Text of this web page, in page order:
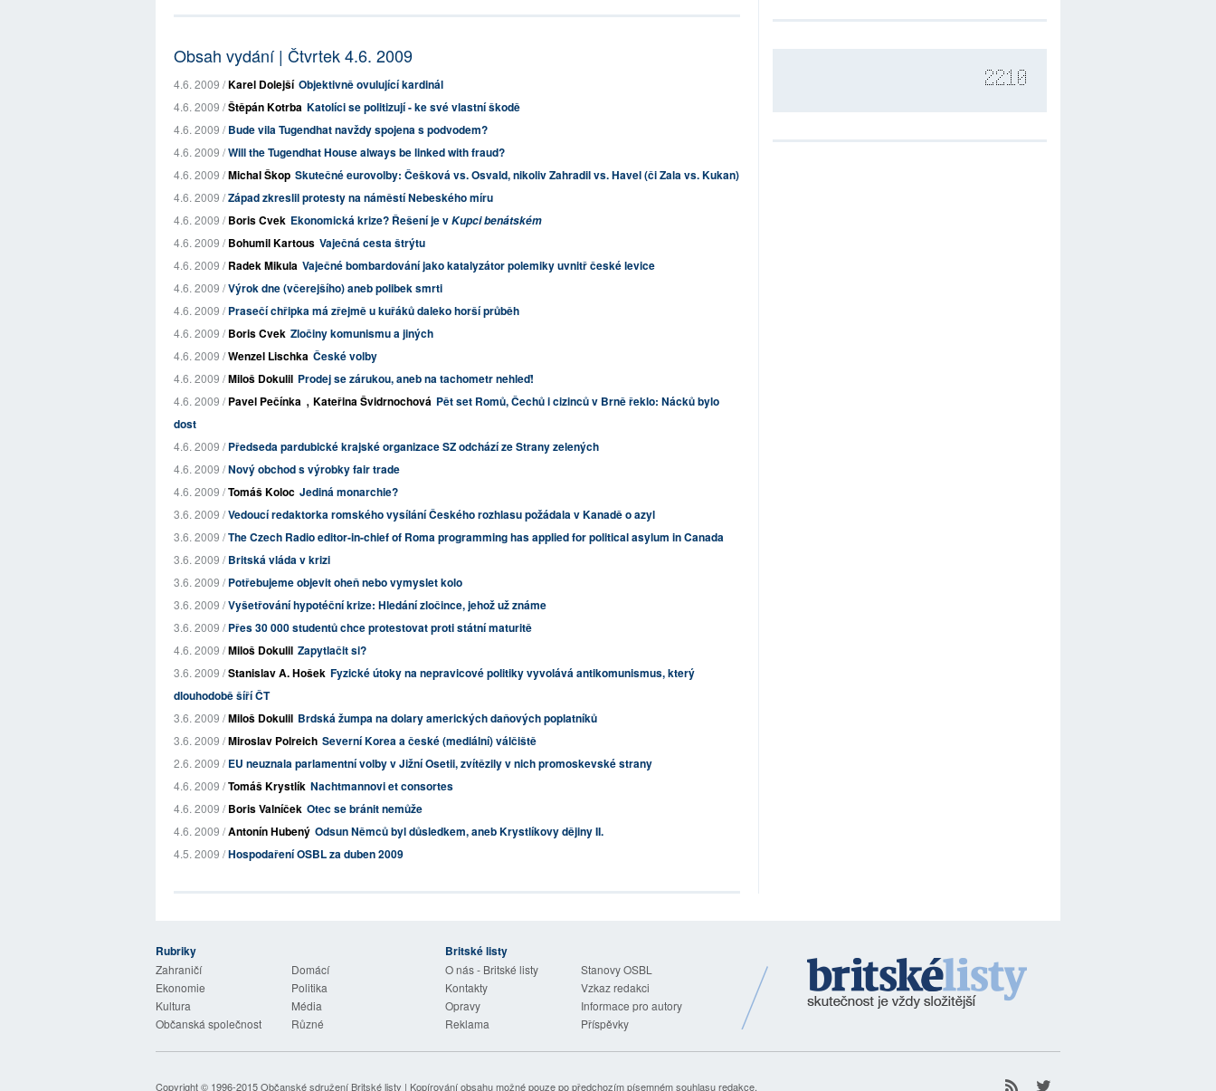
Obsah vydání | Čtvrtek 4.6. 2009
4.6. 2009 /Karel Dolejší Objektivně ovulující kardinál
4.6. 2009 /Štěpán Kotrba Katolíci se politizují - ke své vlastní škodě
4.6. 2009 /Bude vila Tugendhat navždy spojena s podvodem?
4.6. 2009 /Will the Tugendhat House always be linked with fraud?
4.6. 2009 /Michal Škop Skutečné eurovolby: Češková vs. Osvald, nikoliv Zahradil vs. Havel (či Zala vs. Kukan)
4.6. 2009 /Západ zkreslil protesty na náměstí Nebeského míru
4.6. 2009 /Boris Cvek Ekonomická krize? Řešení je vKupci benátském
4.6. 2009 /Bohumil Kartous Vaječná cesta štrýtu
4.6. 2009 /Radek Mikula Vaječné bombardování jako katalyzátor polemiky uvnitř české levice
4.6. 2009 /Výrok dne (včerejšího) aneb polibek smrti
4.6. 2009 /Prasečí chřipka má zřejmě u kuřáků daleko horší průběh
4.6. 2009 /Boris Cvek Zločiny komunismu a jiných
4.6. 2009 /Wenzel Lischka České volby
4.6. 2009 /Miloš Dokulil Prodej se zárukou, aneb na tachometr nehleď!
4.6. 2009 /Pavel Pečínka , Kateřina Švidrnochová Pět set Romů, Čechů i cizinců v Brně řeklo: Nácků bylo
dost
4.6. 2009 /Předseda pardubické krajské organizace SZ odchází ze Strany zelených
4.6. 2009 /Nový obchod s výrobky fair trade
4.6. 2009 /Tomáš Koloc Jediná monarchie?
3.6. 2009 /Vedoucí redaktorka romského vysílání Českého rozhlasu požádala v Kanadě o azyl
3.6. 2009 /The Czech Radio editor-in-chief of Roma programming has applied for political asylum in Canada
3.6. 2009 /Britská vláda v krizi
3.6. 2009 /Potřebujeme objevit oheň nebo vymyslet kolo
3.6. 2009 /Vyšetřování hypotéční krize: Hledání zločince, jehož už známe
3.6. 2009 /Přes 30 000 studentů chce protestovat proti státní maturitě
4.6. 2009 /Miloš Dokulil Zapytlačit si?
3.6. 2009 /Stanislav A. Hošek Fyzické útoky na nepravicové politiky vyvolává antikomunismus, který
dlouhodobě šíří ČT
3.6. 2009 /Miloš Dokulil Brdská žumpa na dolary amerických daňových poplatníků
3.6. 2009 /Miroslav Polreich Severní Korea a české (mediální) válčiště
2.6. 2009 /EU neuznala parlamentní volby v Jižní Osetii, zvítězily v nich promoskevské strany
4.6. 2009 /Tomáš Krystlík Nachtmannovi et consortes
4.6. 2009 /Boris Valníček Otec se bránit nemůže
4.6. 2009 /Antonín Hubený Odsun Němců byl důsledkem, aneb Krystlíkovy dějiny II.
4.5. 2009 /Hospodaření OSBL za duben 2009
2210
Rubriky
Zahraničí
Domácí
Ekonomie
Politika
Kultura
Média
Občanská společnost
Různé
Britské listy
O nás - Britské listy
Stanovy OSBL
Kontakty
Vzkaz redakci
Opravy
Informace pro autory
Reklama
Příspěvky
Copyright © 1996-2015Občanské sdružení Britské listy | Kopírování obsahu možné pouze po předchozím písemném souhlasu redakce.